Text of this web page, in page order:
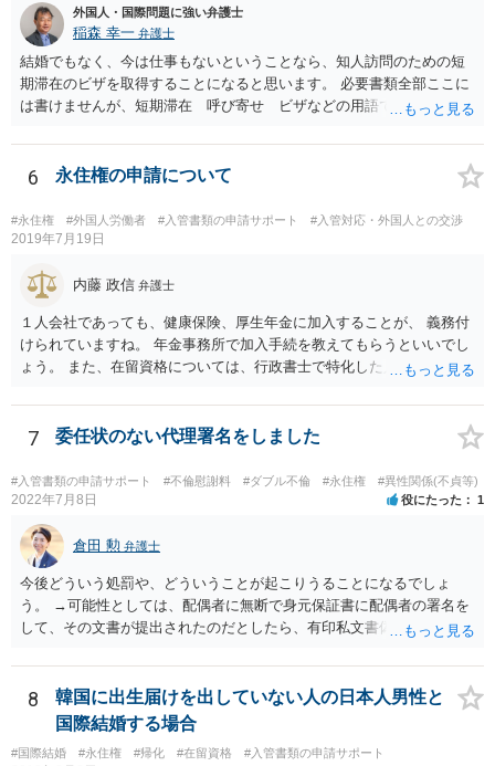
外国人・国際問題に強い弁護士
稲森 幸一 弁護士
結婚でもなく、今は仕事もないということなら、知人訪問のための短
期滞在のビザを取得することになると思います。 必要書類全部ここに
は書けませんが、短期滞在 呼び寄せ ビザなどの用語で検索すると
す。 それらを揃えて、イランにある日本大使館ににビザを申請するこ
とになります。 期間は通常９０日、３０日、あるいは１５日ですが、
今はコロナもあり刻々と状況が変わっているので、事前に外務省や大
使館に問い合わせたほうがいいかもしれません。ネットでの情報収集
もしたほうがいいと思います
6 永住権の申請について
#永住権 #外国人労働者 #入管書類の申請サポート #入管対応・外国人との交渉
2019年7月19日
内藤 政信 弁護士
１人会社であっても、健康保険、厚生年金に加入することが、 義務付
けられていますね。 年金事務所で加入手続を教えてもらうといいでし
ょう。 また、在留資格については、行政書士で特化した人が何人も い
人は少ないですね。
7 委任状のない代理署名をしました
#入管書類の申請サポート #不倫慰謝料 #ダブル不倫 #永住権 #異性関係(不貞等)
2022年7月8日 役にたった 1
倉田 勲 弁護士
今後どういう処罰や、どういうことが起こりうることになるでしょ
う。 →可能性としては、配偶者に無断で身元保証書に配偶者の署名を
して、その文書が提出されたのだとしたら、有印私文書偽造・同行使
規定されています。
8
韓国に出生届けを出していない人の日本人男性と
国際結婚する場合
#国際結婚 #永住権 #帰化 #在留資格 #入管書類の申請サポート